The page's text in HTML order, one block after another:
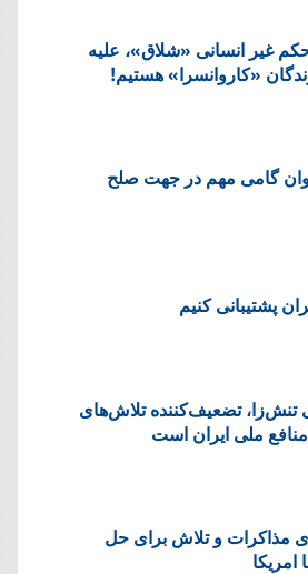
غیر انسانی «شلاق»، علیه
«کاروانسرا» هستیم!
گامی مهم در جهت صلح
پشتیبانی کنیم
تنش‌زا، تضعیف‌کننده تلاش‌های
منافع ملی ایران است
مذاکرات و تلاش برای حل
امریکا